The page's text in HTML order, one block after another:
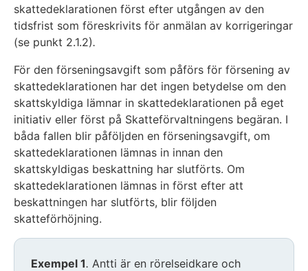
skattedeklarationen först efter utgången av den
tidsfrist som föreskrivits för anmälan av korrigeringar
(se punkt 2.1.2).
För den förseningsavgift som påförs för försening av
skattedeklarationen har det ingen betydelse om den
skattskyldiga lämnar in skattedeklarationen på eget
initiativ eller först på Skatteförvaltningens begäran. I
båda fallen blir påföljden en förseningsavgift, om
skattedeklarationen lämnas in innan den
skattskyldigas beskattning har slutförts. Om
skattedeklarationen lämnas in först efter att
beskattningen har slutförts, blir följden
skatteförhöjning.
Exempel 1. Antti är en rörelseidkare och